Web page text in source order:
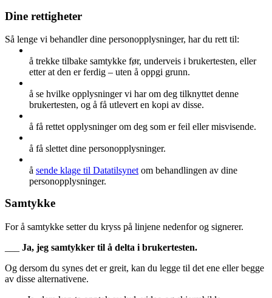
Dine rettigheter
Så lenge vi behandler dine personopplysninger, har du rett til:
å trekke tilbake samtykke før, underveis i brukertesten, eller
etter at den er ferdig – uten å oppgi grunn.
å se hvilke opplysninger vi har om deg tilknyttet denne
brukertesten, og å få utlevert en kopi av disse.
å få rettet opplysninger om deg som er feil eller misvisende.
å få slettet dine personopplysninger.
å sende klage til Datatilsynet om behandlingen av dine
personopplysninger.
Samtykke
For å samtykke setter du kryss på linjene nedenfor og signerer.
Ja, jeg samtykker til å delta i brukertesten.
Og dersom du synes det er greit, kan du legge til det ene eller begge
av disse alternativene.